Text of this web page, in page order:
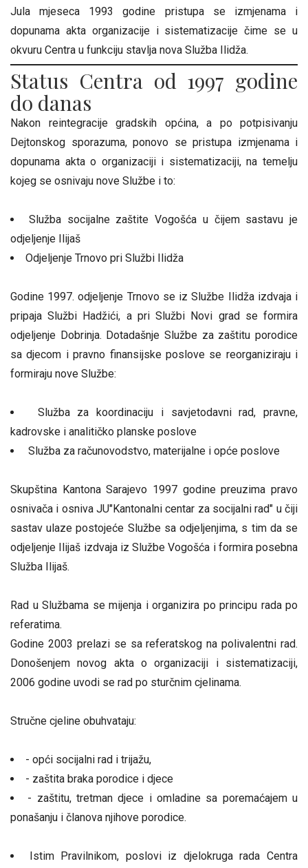
Jula mjeseca 1993 godine pristupa se izmjenama i
dopunama akta organizacije i sistematizacije čime se u
okvuru Centra u funkciju stavlja nova Služba Ilidža.
Status Centra od 1997 godine
do danas
Nakon reintegracije gradskih općina, a po potpisivanju
Dejtonskog sporazuma, ponovo se pristupa izmjenama i
dopunama akta o organizaciji i sistematizaciji, na temelju
kojeg se osnivaju nove Službe i to:
Služba socijalne zaštite Vogošća u čijem sastavu je
odjeljenje Ilijaš
Odjeljenje Trnovo pri Službi Ilidža
Godine 1997. odjeljenje Trnovo se iz Službe Ilidža izdvaja i
pripaja Službi Hadžići, a pri Službi Novi grad se formira
odjeljenje Dobrinja. Dotadašnje Službe za zaštitu porodice
sa djecom i pravno finansijske poslove se reorganiziraju i
formiraju nove Službe:
Služba za koordinaciju i savjetodavni rad, pravne,
kadrovske i analitičko planske poslove
Služba za računovodstvo, materijalne i opće poslove
Skupština Kantona Sarajevo 1997 godine preuzima pravo
osnivača i osniva JU"Kantonalni centar za socijalni rad" u čiji
sastav ulaze postojeće Službe sa odjeljenjima, s tim da se
odjeljenje Ilijaš izdvaja iz Službe Vogošća i formira posebna
Služba Ilijaš.
Rad u Službama se mijenja i organizira po principu rada po
referatima.
Godine 2003 prelazi se sa referatskog na polivalentni rad.
Donošenjem novog akta o organizaciji i sistematizaciji,
2006 godine uvodi se rad po sturčnim cjelinama.
Stručne cjeline obuhvataju:
- opći socijalni rad i trijažu,
- zaštita braka porodice i djece
- zaštitu, tretman djece i omladine sa poremaćajem u
ponašanju i članova njihove porodice.
Istim Pravilnikom, poslovi iz djelokruga rada Centra